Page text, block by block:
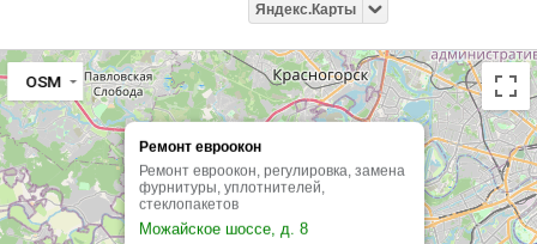
Яндекс.Карты
Ремонт евроокон
Ремонт евроокон, регулировка, замена
фурнитуры, уплотнителей,
стеклопакетов
Можайское шоссе, д. 8
OSM